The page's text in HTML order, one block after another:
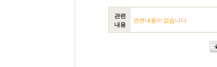
관련
내용
관련내용이 없습니다